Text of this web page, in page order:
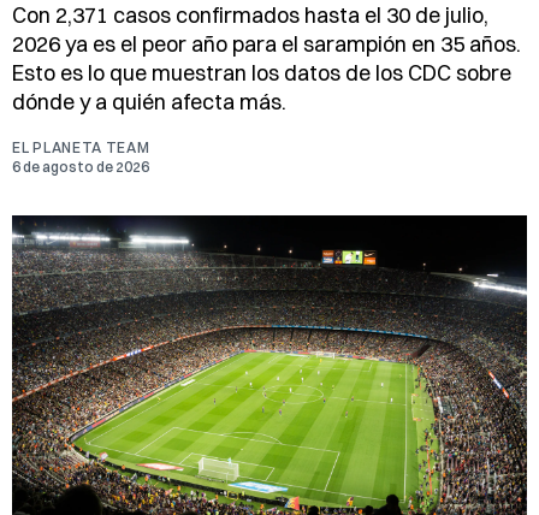
Con 2,371 casos confirmados hasta el 30 de julio,
2026 ya es el peor año para el sarampión en 35 años.
Esto es lo que muestran los datos de los CDC sobre
dónde y a quién afecta más.
EL PLANETA TEAM
6 de agosto de 2026